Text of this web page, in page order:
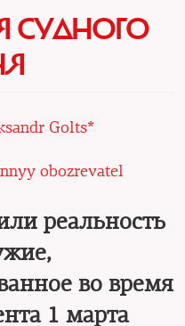
СУДНОГО
Golts*
obozrevatel
реальность
во время
1 марта